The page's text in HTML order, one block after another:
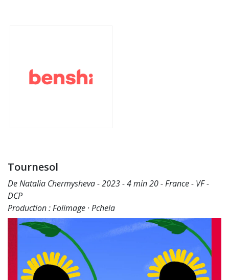
Tournesol
De Natalia Chermysheva - 2023 - 4 min 20 - France - VF -
DCP
Production : Folimage · Pchela